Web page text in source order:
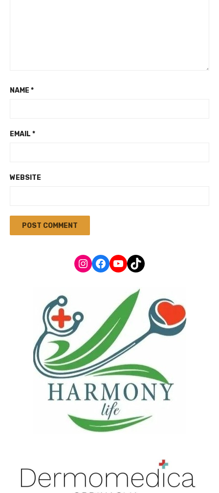
NAME *
EMAIL *
WEBSITE
Instagram
Facebook
YouTube
TikTok